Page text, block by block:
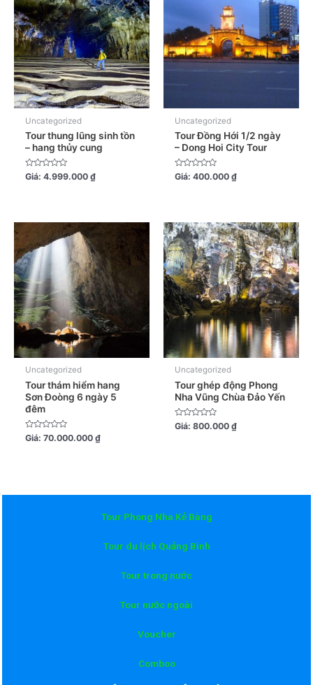
Uncategorized
Tour thung lũng sinh tồn
– hang thủy cung
Được
xếp
Giá: 4.999.000₫
Uncategorized
Tour Đồng Hới 1/2 ngày
– Dong Hoi City Tour
Được
xếp
Giá: 400.000₫
Uncategorized
Tour thám hiểm hang
Sơn Đoòng 6 ngày 5
đêm
Được
xếp
Giá: 70.000.000₫
Uncategorized
Tour ghép động Phong
Nha Vũng Chùa Đảo Yến
Được
xếp
Giá: 800.000₫
Tour Phong Nha Kẻ Bàng
Tour du lịch Quảng Bình
Tour trong nước
Tour nước ngoài
Voucher
Comboo